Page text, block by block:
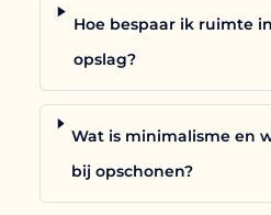
Hoe bespaar ik ruimte
opslag?
Wat is minimalisme en
bij opschonen?